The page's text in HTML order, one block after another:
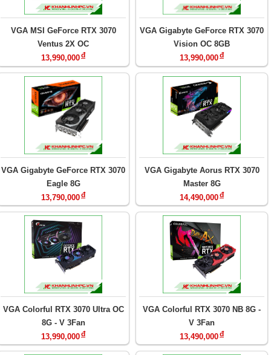
VGA MSI GeForce RTX 3070
Ventus 2X OC
13,990,000đ
VGA Gigabyte GeForce RTX 3070
Vision OC 8GB
13,990,000đ
VGA Gigabyte GeForce RTX 3070
Eagle 8G
13,790,000đ
VGA Gigabyte Aorus RTX 3070
Master 8G
14,490,000đ
VGA Colorful RTX 3070 Ultra OC
8G - V 3Fan
13,990,000đ
VGA Colorful RTX 3070 NB 8G -
V 3Fan
13,490,000đ